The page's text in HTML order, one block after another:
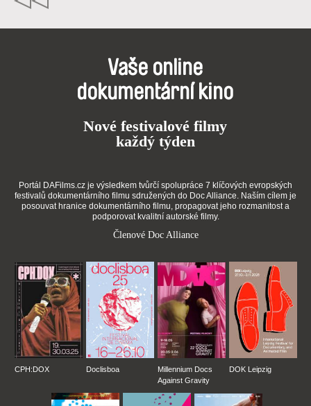
Vaše online
dokumentární kino
Nové festivalové filmy
každý týden
Portál DAFilms.cz je výsledkem tvůrčí spolupráce 7 klíčových evropských
festivalů dokumentárního filmu sdružených do Doc Alliance. Naším cílem je
posouvat hranice dokumentárního filmu, propagovat jeho rozmanitost a
podporovat kvalitní autorské filmy.
Členové Doc Alliance
CPH:DOX Doclisboa
Millennium Docs
Against Gravity
DOK Leipzig